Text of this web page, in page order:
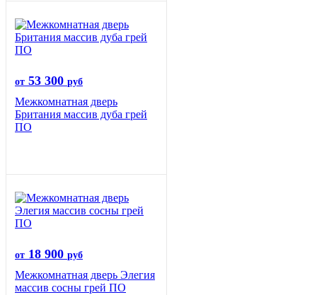
от 53 300 руб
Межкомнатная дверь
Британия массив дуба грей
ПО
от 18 900 руб
Межкомнатная дверь Элегия
массив сосны грей ПО